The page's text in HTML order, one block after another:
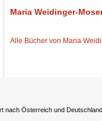
Maria Weidinger-
Alle Bücher von Maria
nach Österreich und Deutschland.